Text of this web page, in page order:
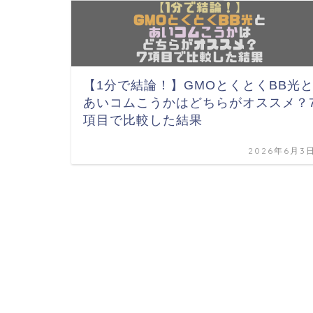
【1分で結論！】GMOとくとくBB光と
あいコムこうかはどちらがオススメ？
項目で比較した結果
2026年6月3日